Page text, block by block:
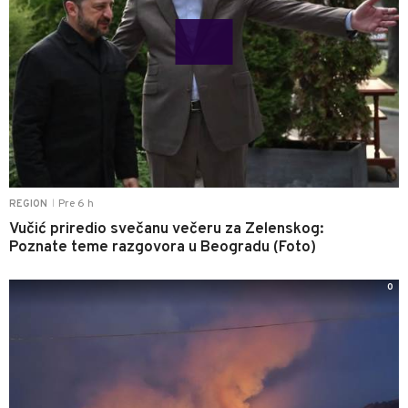
REGION Pre 6 h
Vučić priredio svečanu večeru za Zelenskog:
Poznate teme razgovora u Beogradu (Foto)
0